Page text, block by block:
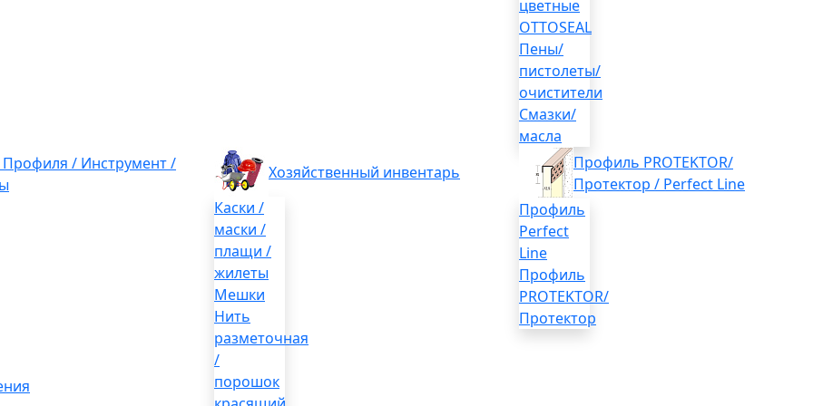
цветные
OTTOSEAL
Пены/
пистолеты/
очистители
Смазки/
масла
Профиля / Инструмент /
Хозяйственный инвентарь
Каски /
маски /
плащи /
жилеты
Мешки
Нить
разметочная
/
порошок
Профиль PROTEKTOR/
Протектор / Perfect Line
Профиль
Perfect
Line
Профиль
PROTEKTOR/
Протектор